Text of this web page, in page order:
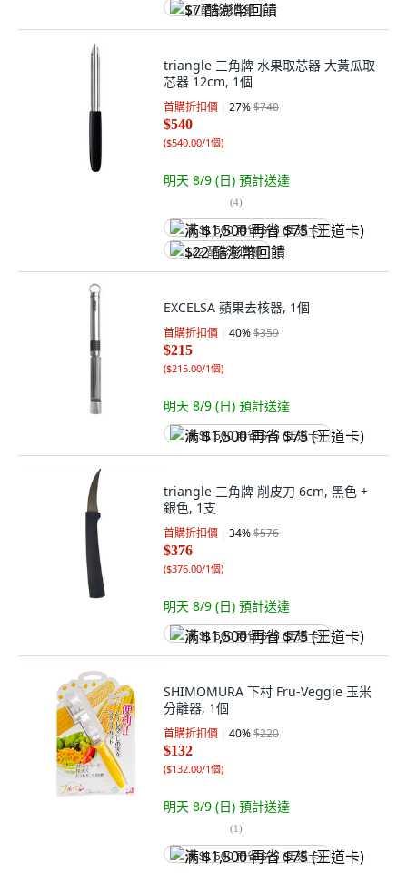
$7 酷澎幣回饋
triangle 三角牌 水果取芯器 大黃瓜取
芯器 12cm, 1個
首購折扣價 27%$740
$540
($540.00/1個)
明天 8/9 (日) 預計送達
(4)
满 $1,500 再省 $75 (王道卡)
$22 酷澎幣回饋
EXCELSA 蘋果去核器, 1個
首購折扣價 40%$359
$215
($215.00/1個)
明天 8/9 (日) 預計送達
满 $1,500 再省 $75 (王道卡)
triangle 三角牌 削皮刀 6cm, 黑色 +
銀色, 1支
首購折扣價 34%$576
$376
($376.00/1個)
明天 8/9 (日) 預計送達
满 $1,500 再省 $75 (王道卡)
SHIMOMURA 下村 Fru-Veggie 玉米
分離器, 1個
首購折扣價 40%$220
$132
($132.00/1個)
明天 8/9 (日) 預計送達
(1)
满 $1,500 再省 $75 (王道卡)